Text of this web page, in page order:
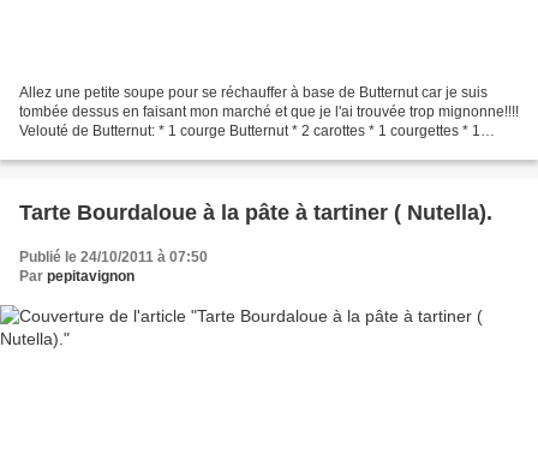
Allez une petite soupe pour se réchauffer à base de Butternut car je suis
tombée dessus en faisant mon marché et que je l'ai trouvée trop mignonne!!!!
Velouté de Butternut: * 1 courge Butternut * 2 carottes * 1 courgettes * 1
Tarte Bourdaloue à la pâte à tartiner ( Nutella).
Publié le 24/10/2011 à 07:50
Par pepitavignon